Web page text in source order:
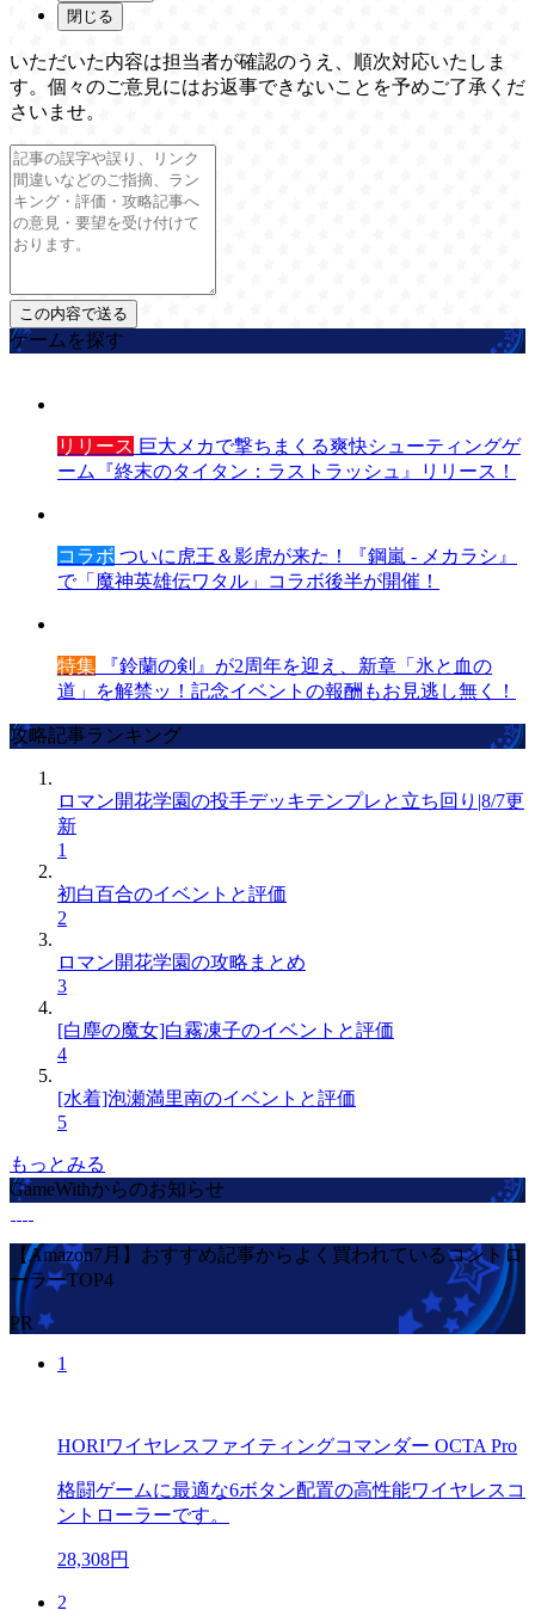
閉じる
いただいた内容は担当者が確認のうえ、順次対応いたしま
す。個々のご意見にはお返事できないことを予めご了承くだ
さいませ。
ゲームを探す
リリース 巨大メカで撃ちまくる爽快シューティングゲ
ーム『終末のタイタン：ラストラッシュ』リリース！
コラボ ついに虎王＆影虎が来た！『鋼嵐 - メカラシ』
で「魔神英雄伝ワタル」コラボ後半が開催！
特集 『鈴蘭の剣』が2周年を迎え、新章「氷と血の
道」を解禁ッ！記念イベントの報酬もお見逃し無く！
攻略記事ランキング
ロマン開花学園の投手デッキテンプレと立ち回り|8/7更
新
1
初白百合のイベントと評価
2
ロマン開花学園の攻略まとめ
3
[白塵の魔女]白霧凍子のイベントと評価
4
[水着]泡瀬満里南のイベントと評価
5
もっとみる
GameWithからのお知らせ
【Amazon7月】おすすめ記事からよく買われているコントロ
ーラーTOP4
PR
1
HORIワイヤレスファイティングコマンダー OCTA Pro
格闘ゲームに最適な6ボタン配置の高性能ワイヤレスコ
ントローラーです。
28,308円
2